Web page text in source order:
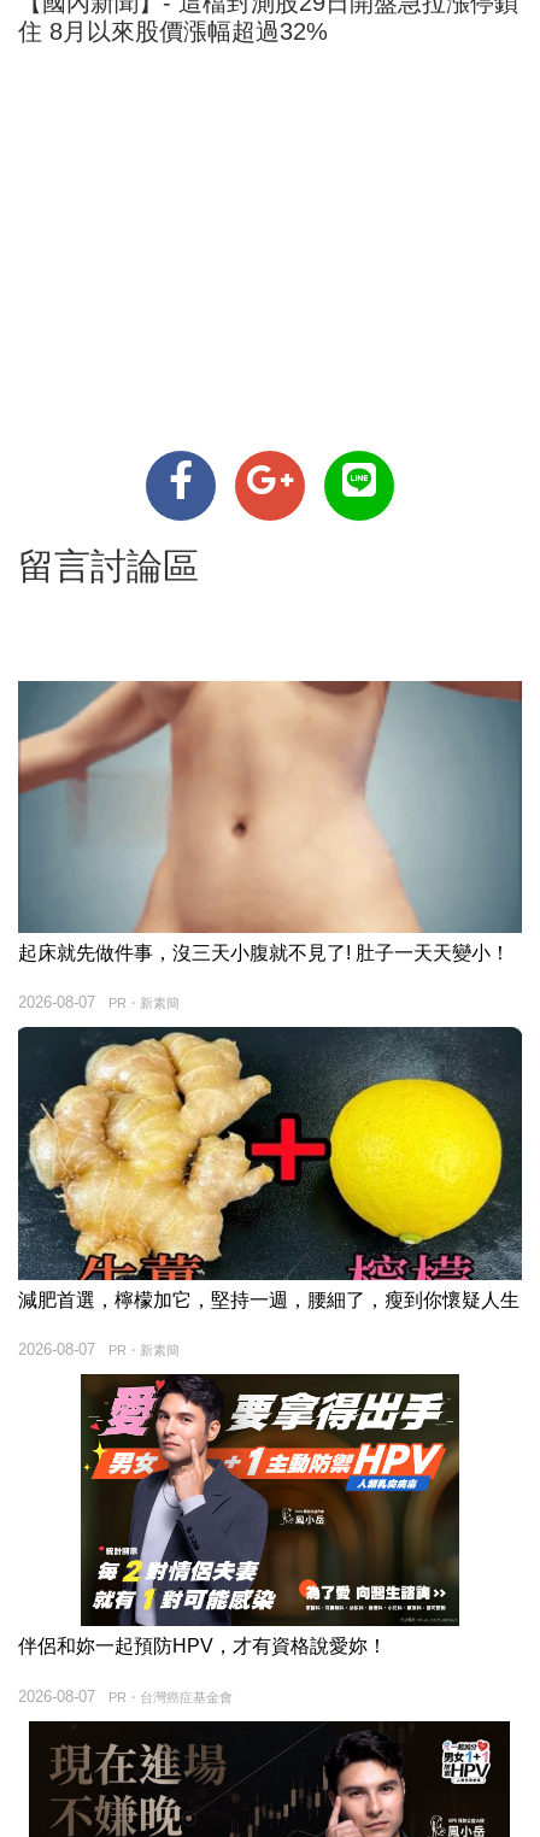
住 8月以來股價漲幅超過32%
留言討論區
起床就先做件事，沒三天小腹就不見了! 肚子一天天變小！
PR・新素簡
2026-08-07
減肥首選，檸檬加它，堅持一週，腰細了，瘦到你懷疑人生
PR・新素簡
2026-08-07
伴侶和妳一起預防HPV，才有資格說愛妳！
PR・台灣癌症基金會
2026-08-07